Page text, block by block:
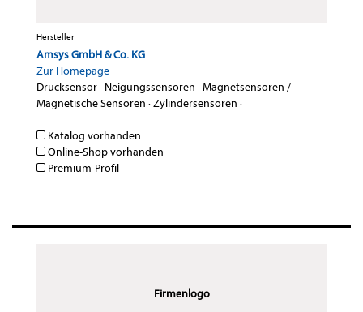
Hersteller
Amsys GmbH & Co. KG
Zur Homepage
Drucksensor· Neigungssensoren ·Magnetsensoren /
Magnetische Sensoren ·Zylindersensoren ·
Katalog vorhanden
Online-Shop vorhanden
Premium-Profil
Firmenlogo